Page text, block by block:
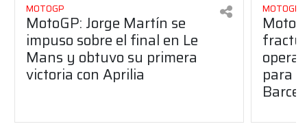
MOTOGP
MotoGP: Jorge Martín se
impuso sobre el final en Le
Mans y obtuvo su primera
victoria con Aprilia
MOTOGP
para